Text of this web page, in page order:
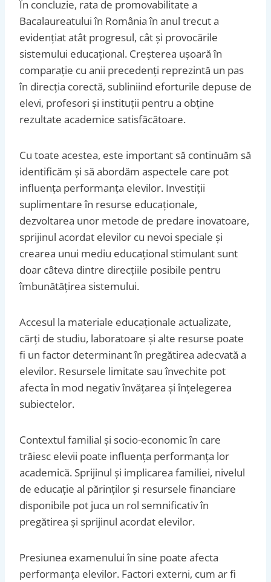
În concluzie, rata de promovabilitate a
Bacalaureatului în România în anul trecut a
evidențiat atât progresul, cât și provocările
sistemului educațional. Creșterea ușoară în
comparație cu anii precedenți reprezintă un pas
în direcția corectă, subliniind eforturile depuse de
elevi, profesori și instituții pentru a obține
rezultate academice satisfăcătoare.
Cu toate acestea, este important să continuăm să
identificăm și să abordăm aspectele care pot
influența performanța elevilor. Investiții
suplimentare în resurse educaționale,
dezvoltarea unor metode de predare inovatoare,
sprijinul acordat elevilor cu nevoi speciale și
crearea unui mediu educațional stimulant sunt
doar câteva dintre direcțiile posibile pentru
îmbunătățirea sistemului.
Accesul la materiale educaționale actualizate,
cărți de studiu, laboratoare și alte resurse poate
fi un factor determinant în pregătirea adecvată a
elevilor. Resursele limitate sau învechite pot
afecta în mod negativ învățarea și înțelegerea
subiectelor.
Contextul familial și socio-economic în care
trăiesc elevii poate influența performanța lor
academică. Sprijinul și implicarea familiei, nivelul
de educație al părinților și resursele financiare
disponibile pot juca un rol semnificativ în
pregătirea și sprijinul acordat elevilor.
Presiunea examenului în sine poate afecta
performanța elevilor. Factori externi, cum ar fi